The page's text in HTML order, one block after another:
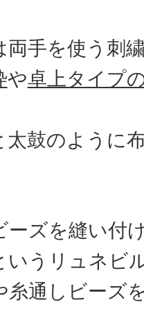
両手を使う刺
や卓上タイプ
太鼓のように
ーズを縫い付
いうリュネビ
糸通しビーズ